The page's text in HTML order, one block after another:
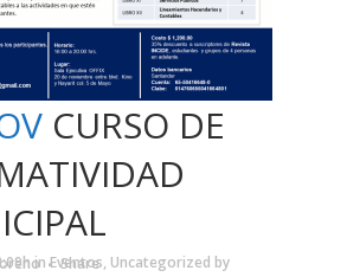
CURSO DE
inEventos, Uncategorized by
Share